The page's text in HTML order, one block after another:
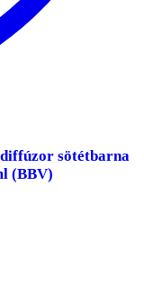
sötétbarna
(BBV)